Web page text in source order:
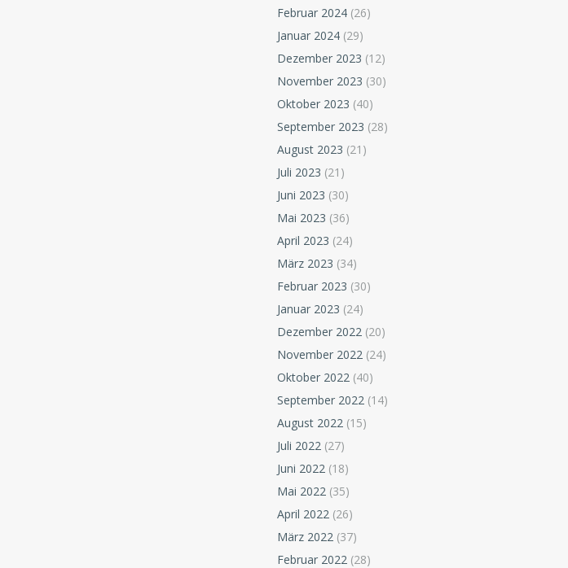
Februar 2024 (26)
Januar 2024 (29)
Dezember 2023 (12)
November 2023 (30)
Oktober 2023 (40)
September 2023 (28)
August 2023 (21)
Juli 2023 (21)
Juni 2023 (30)
Mai 2023 (36)
April 2023 (24)
März 2023 (34)
Februar 2023 (30)
Januar 2023 (24)
Dezember 2022 (20)
November 2022 (24)
Oktober 2022 (40)
September 2022 (14)
August 2022 (15)
Juli 2022 (27)
Juni 2022 (18)
Mai 2022 (35)
April 2022 (26)
März 2022 (37)
Februar 2022 (28)